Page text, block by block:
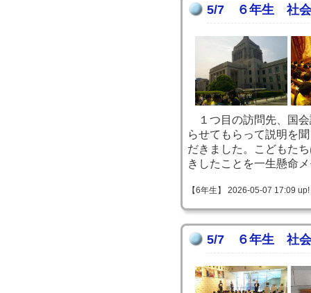
5/7 ６年生 社会
１つ目の訪問先、国会
らせてもらって説明を
だきました。こどもた
きしたことを一生懸命
【6年生】 2026-05-07 17:09 up!
5/7 ６年生 社会